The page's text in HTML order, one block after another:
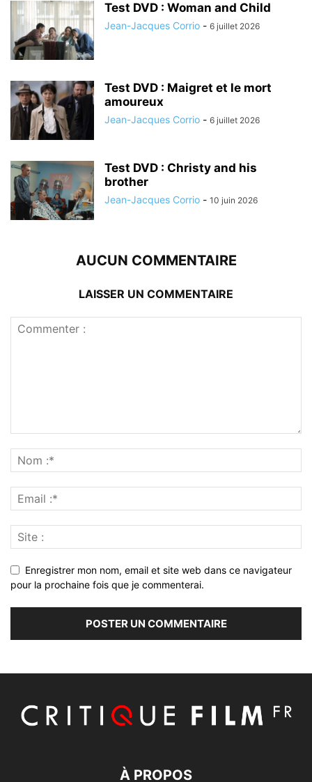
Test DVD : Woman and Child
Jean-Jacques Corrio - 6 juillet 2026
Test DVD : Maigret et le mort
amoureux
Jean-Jacques Corrio - 6 juillet 2026
Test DVD : Christy and his
brother
Jean-Jacques Corrio - 10 juin 2026
AUCUN COMMENTAIRE
LAISSER UN COMMENTAIRE
Enregistrer mon nom, email et site web dans ce navigateur
pour la prochaine fois que je commenterai.
À PROPOS